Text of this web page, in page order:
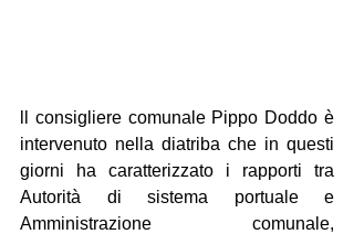
ll consigliere comunale Pippo Doddo è
intervenuto nella diatriba che in questi
giorni ha caratterizzato i rapporti tra
Autorità di sistema portuale e
Amministrazione comunale,